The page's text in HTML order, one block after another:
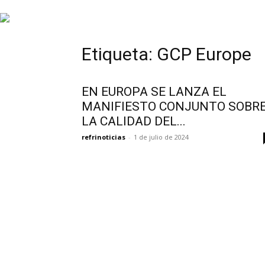
HVAC/R
DE
Etiqueta: GCP Europe
EN EUROPA SE LANZA EL
MANIFIESTO CONJUNTO
LA CALIDAD DEL...
refrinoticias - 1 de julio de 2024